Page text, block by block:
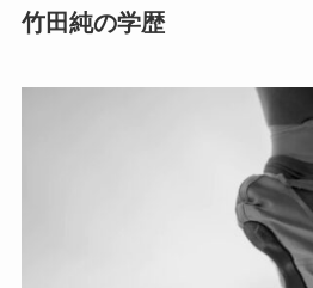
竹田純の学歴